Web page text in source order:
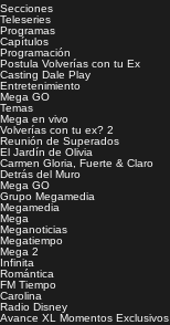
Secciones
Teleseries
Programas
Capítulos
Programación
Postula Volverías con tu Ex
Casting Dale Play
Entretenimiento
Mega GO
Temas
Mega en vivo
Volverías con tu ex? 2
Reunión de Superados
El Jardín de Olivia
Carmen Gloria, Fuerte & Claro
Detrás del Muro
Mega GO
Grupo Megamedia
Megamedia
Mega
Meganoticias
Megatiempo
Mega 2
Infinita
Romántica
FM Tiempo
Carolina
Radio Disney
Avance XL
Momentos Exclusivos